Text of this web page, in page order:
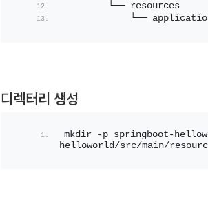
        └── resources
└──
디렉터리 생성
mkdir -p springboot-
helloworld/src/main/